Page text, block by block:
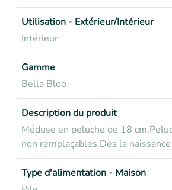
Utilisation - Extérieur/Intérieur
Intérieur
Gamme
Bella Bloo
Description du produit
Méduse en peluche de 18 cm.
non remplaçables.Dès la naissance
Type d'alimentation - Maison